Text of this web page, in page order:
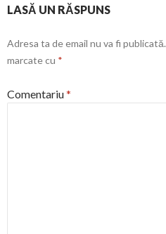
LASĂ UN RĂSPUNS
Adresa ta de email nu va fi publicată.
marcate cu *
Comentariu*